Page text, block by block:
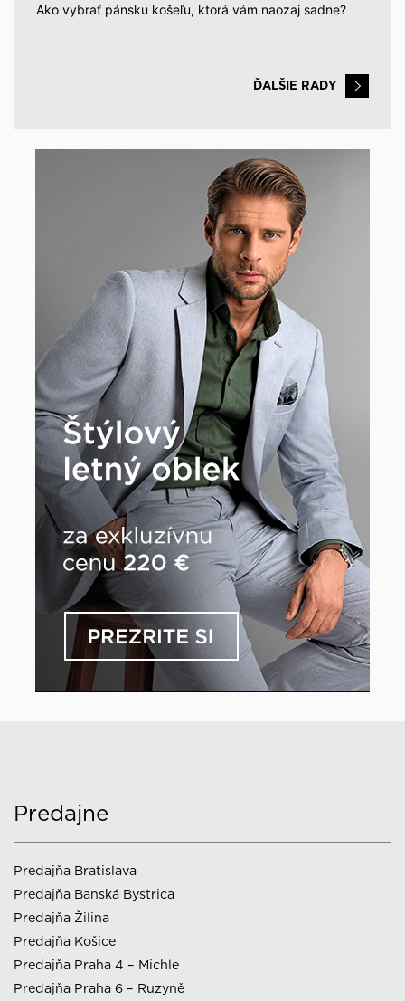
Ako vybrať pánsku košeľu, ktorá vám naozaj sadne?
ĎALŠIE RADY
Predajne
Predajňa Bratislava
Predajňa Banská Bystrica
Predajňa Žilina
Predajňa Košice
Predajňa Praha 4 – Michle
Predajňa Praha 6 – Ruzyně